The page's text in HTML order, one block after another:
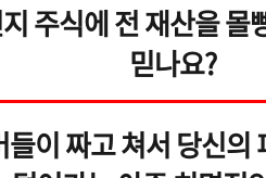
주식에 전 재산을 몰
믿나요?
이 짜고 쳐서 당신의